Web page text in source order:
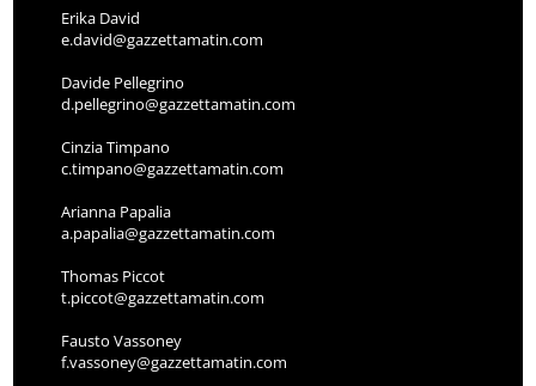
Erika David
e.david@gazzettamatin.com
Davide Pellegrino
d.pellegrino@gazzettamatin.com
Cinzia Timpano
c.timpano@gazzettamatin.com
Arianna Papalia
a.papalia@gazzettamatin.com
Thomas Piccot
t.piccot@gazzettamatin.com
Fausto Vassoney
f.vassoney@gazzettamatin.com